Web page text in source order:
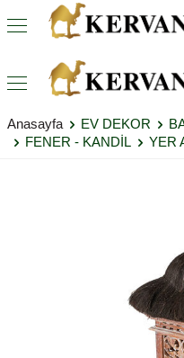
Anasayfa EV DEKOR
FENER - KANDİL
YER